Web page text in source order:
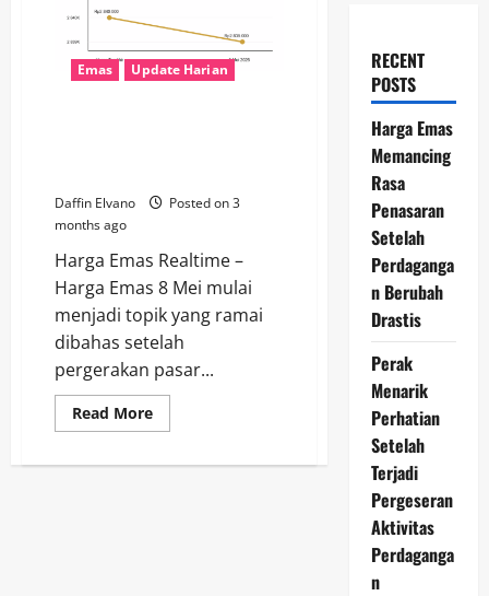
Emas Update Harian
Daffin Elvano
Posted on 3
months ago
Harga Emas Realtime –
Harga Emas 8 Mei mulai
menjadi topik yang ramai
dibahas setelah
pergerakan pasar...
Read MoreRead
more
Emas
RECENT
POSTS
Harga Emas
Memancing
Rasa
Penasaran
Setelah
Perdaganga
n Berubah
Drastis
Perak
Menarik
Perhatian
Setelah
Terjadi
Pergeseran
Aktivitas
Perdaganga
n